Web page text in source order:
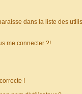
dans la liste des
me connecter ?!
!